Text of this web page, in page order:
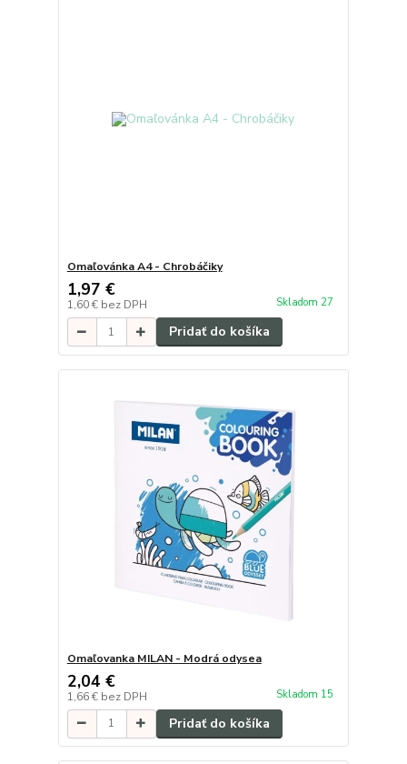
Omaľovánka A4 - Chrobáčiky
1,97 €
1,60 € bez DPH Skladom 27
Pridať do košíka
Omaľovanka MILAN - Modrá odysea
2,04 €
1,66 € bez DPH Skladom 15
Pridať do košíka